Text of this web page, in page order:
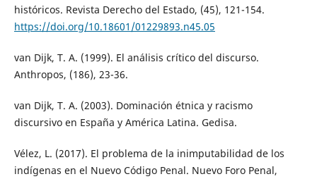
históricos. Revista Derecho del Estado, (45), 121-154.
https://doi.org/10.18601/01229893.n45.05
van Dijk, T. A. (1999). El análisis crítico del discurso.
Anthropos, (186), 23-36.
van Dijk, T. A. (2003). Dominación étnica y racismo
discursivo en España y América Latina. Gedisa.
Vélez, L. (2017). El problema de la inimputabilidad de los
indígenas en el Nuevo Código Penal. Nuevo Foro Penal,